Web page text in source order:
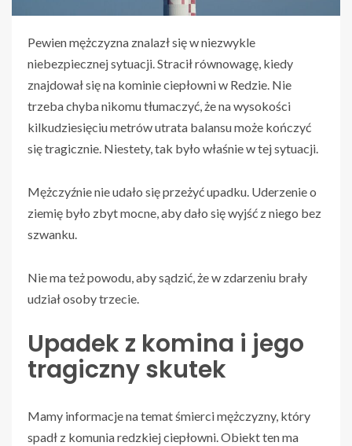
Pewien mężczyzna znalazł się w niezwykle
niebezpiecznej sytuacji. Stracił równowagę, kiedy
znajdował się na kominie ciepłowni w Redzie. Nie
trzeba chyba nikomu tłumaczyć, że na wysokości
kilkudziesięciu metrów utrata balansu może kończyć
się tragicznie. Niestety, tak było właśnie w tej sytuacji.
Mężczyźnie nie udało się przeżyć upadku. Uderzenie o
ziemię było zbyt mocne, aby dało się wyjść z niego bez
szwanku.
Nie ma też powodu, aby sądzić, że w zdarzeniu brały
udział osoby trzecie.
Upadek z komina i jego
tragiczny skutek
Mamy informacje na temat śmierci mężczyzny, który
spadł z komunia redzkiej ciepłowni. Obiekt ten ma